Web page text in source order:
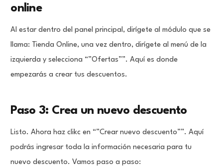
online
Al estar dentro del panel principal, dirígete al módulo que se
llama: Tienda Online, una vez dentro, dirígete al menú de la
izquierda y selecciona “”Ofertas””. Aquí es donde
empezarás a crear tus descuentos.
Paso 3: Crea un nuevo descuento
Listo. Ahora haz clikc en “”Crear nuevo descuento””. Aquí
podrás ingresar toda la información necesaria para tu
nuevo descuento. Vamos paso a paso: